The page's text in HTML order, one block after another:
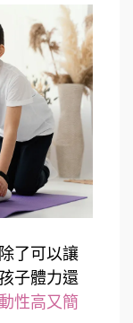
了可以讓
子體力還
性高又簡